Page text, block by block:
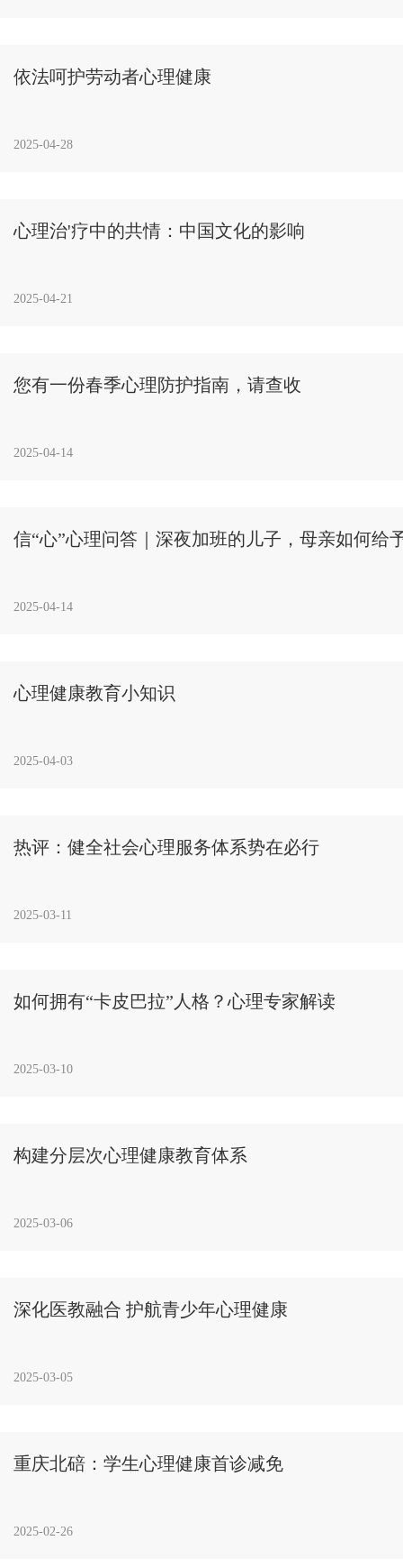
依法呵护劳动者心理健康
2025-04-28
心理治'疗中的共情：中国文化的影响
2025-04-21
您有一份春季心理防护指南，请查收
2025-04-14
信“心”心理问答｜深夜加班的儿子，母亲如何给
2025-04-14
心理健康教育小知识
2025-04-03
热评：健全社会心理服务体系势在必行
2025-03-11
如何拥有“卡皮巴拉”人格？心理专家解读
2025-03-10
构建分层次心理健康教育体系
2025-03-06
深化医教融合 护航青少年心理健康
2025-03-05
重庆北碚：学生心理健康首诊减免
2025-02-26